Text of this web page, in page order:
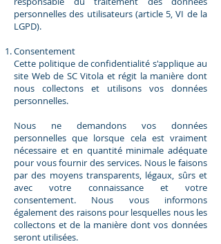
personnelles des utilisateurs (article 5, VI de la
LGPD).
Consentement
Cette politique de confidentialité s'applique au
site Web de SC Vitola et régit la manière dont
nous collectons et utilisons vos données
personnelles.
Nous ne demandons vos données
personnelles que lorsque cela est vraiment
nécessaire et en quantité minimale adéquate
pour vous fournir des services. Nous le faisons
par des moyens transparents, légaux, sûrs et
avec votre connaissance et votre
consentement. Nous vous informons
également des raisons pour lesquelles nous les
collectons et de la manière dont vos données
seront utilisées.